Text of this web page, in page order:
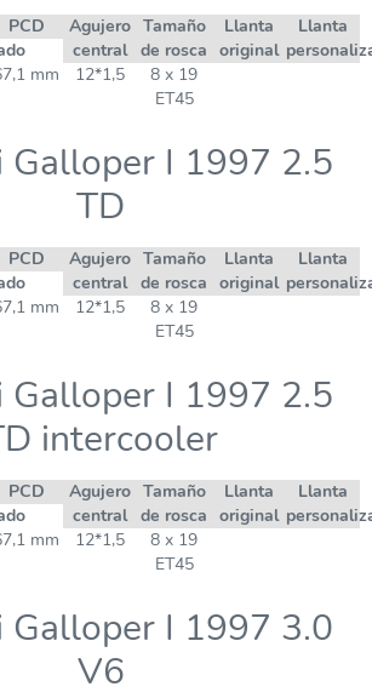
PCD
Agujero
central
Tamaño
de rosca
Llanta
original
Llanta
mm 12*1,5
8 x 19
ET45
Galloper I 1997 2.5
TD
PCD
Agujero
central
Tamaño
de rosca
Llanta
original
Llanta
mm 12*1,5
8 x 19
ET45
Galloper I 1997 2.5
intercooler
PCD
Agujero
central
Tamaño
de rosca
Llanta
original
Llanta
mm 12*1,5
8 x 19
ET45
Galloper I 1997 3.0
V6